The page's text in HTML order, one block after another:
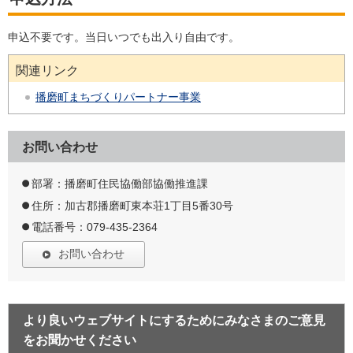
申込不要です。当日いつでも出入り自由です。
関連リンク
播磨町まちづくりパートナー事業
お問い合わせ
部署：播磨町住民協働部協働推進課
住所：加古郡播磨町東本荘1丁目5番30号
電話番号：079-435-2364
お問い合わせ
より良いウェブサイトにするためにみなさまのご意見
をお聞かせください